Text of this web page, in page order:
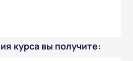
курса вы получите: